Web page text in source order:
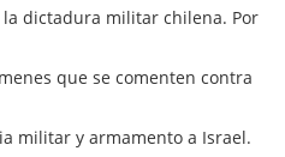
la dictadura militar chilena. Por
que se comenten contra
militar y armamento a Israel.